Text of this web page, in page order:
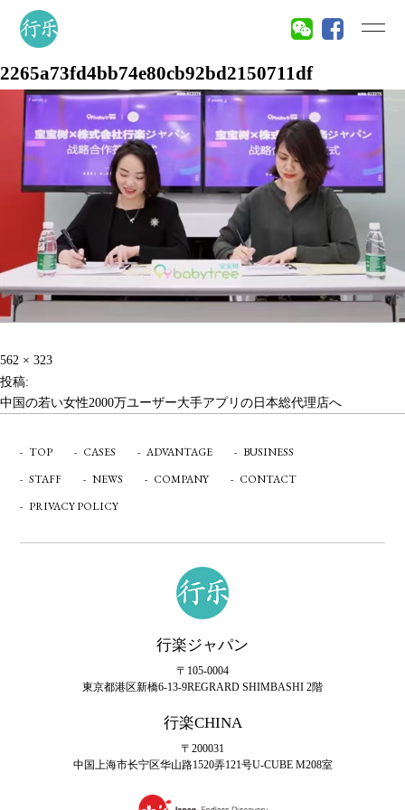
2265a73fd4bb74e80cb92bd2150711df
フ
ル
サ
562 × 323
稿
ナ
投稿:
中国の若い女性2000万ユーザー大手アプリの日本総代理店へ
TOP CASES ADVANTAGE
BUSINESS
STAFF
NEWS COMPANY
CONTACT
PRIVACY POLICY
行楽ジャパン
〒105-0004
東京都港区新橋6-13-9REGRARD SHIMBASHI 2階
行楽CHINA
〒200031
中国上海市长宁区华山路1520弄121号U-CUBE M208室